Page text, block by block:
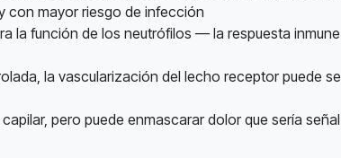
con mayor riesgo de infección
la función de los neutrófilos — la respuesta
la vascularización del lecho receptor puede
pero puede enmascarar dolor que sería